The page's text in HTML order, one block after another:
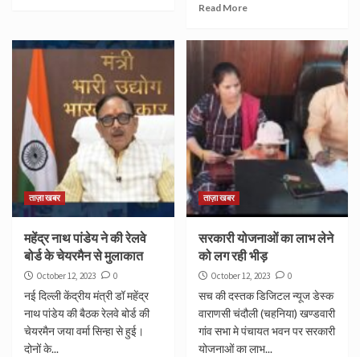
Read More
ताज़ा खबर
महेंद्र नाथ पांडेय ने की रेलवे
बोर्ड के चेयरमैन से मुलाकात
October 12, 2023 0
नई दिल्ली केंद्रीय मंत्री डॉ महेंद्र
नाथ पांडेय की बैठक रेलवे बोर्ड की
चेयरमैन जया वर्मा सिन्हा से हुई।
दोनों के...
ताज़ा खबर
सरकारी योजनाओं का लाभ लेने
को लग रही भीड़
October 12, 2023 0
सच की दस्तक डिजिटल न्यूज डेस्क
वाराणसी चंदौली (चहनिया) खण्डवारी
गांव सभा मे पंचायत भवन पर सरकारी
योजनाओं का लाभ...